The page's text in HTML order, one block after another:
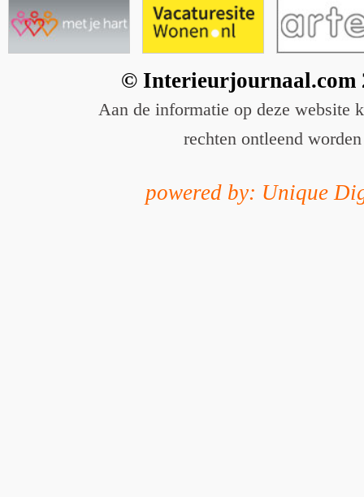
© Interieurjournaal.com
Aan de informatie op deze website
rechten ontleend worden
powered by: Unique